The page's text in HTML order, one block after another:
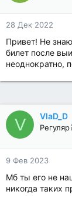
28 Дек 2022
Привет! Не
билет после
неоднократно,
V VlaD_D
9 Фев 2023
Мб ты его не
никогда таких